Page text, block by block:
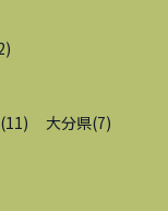
)
(11 ) 大分県(7)